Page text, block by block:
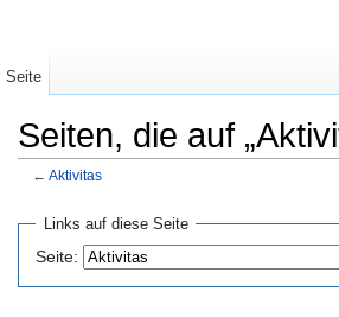
Seiten, die auf
← Aktivitas
Links auf diese Seite
Seite:
Seite